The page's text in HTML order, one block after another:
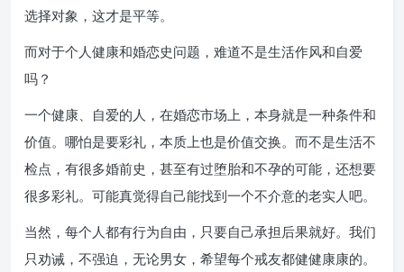
选择对象，这才是平等。
而对于个人健康和婚恋史问题，难道不是生活作风和自爱
吗？
一个健康、自爱的人，在婚恋市场上，本身就是一种条件和
价值。哪怕是要彩礼，本质上也是价值交换。而不是生活不
检点，有很多婚前史，甚至有过堕胎和不孕的可能，还想要
很多彩礼。可能真觉得自己能找到一个不介意的老实人吧。
当然，每个人都有行为自由，只要自己承担后果就好。我们
只劝诫，不强迫，无论男女，希望每个戒友都健健康康的。